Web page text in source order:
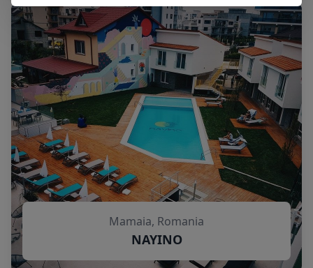
Mamaia, Romania
NAYINO